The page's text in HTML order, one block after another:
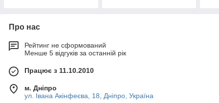
Про нас
Рейтинг не сформований
Менше 5 відгуків за останній рік
Працює з 11.10.2010
м. Дніпро
ул. Івана Акінфеєва, 18, Дніпро, Україна